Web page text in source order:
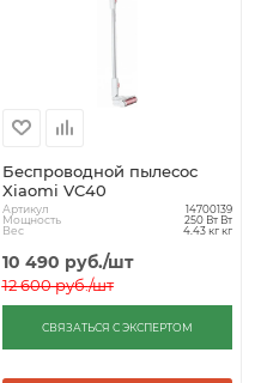
Беспроводной пылесос
Xiaomi VC40
Артикул 14700139
Мощность 250 Вт Вт
Вес 4.43 кг кг
10 490 руб./шт
12 600руб./шт
СВЯЗАТЬСЯ С ЭКСПЕРТОМ